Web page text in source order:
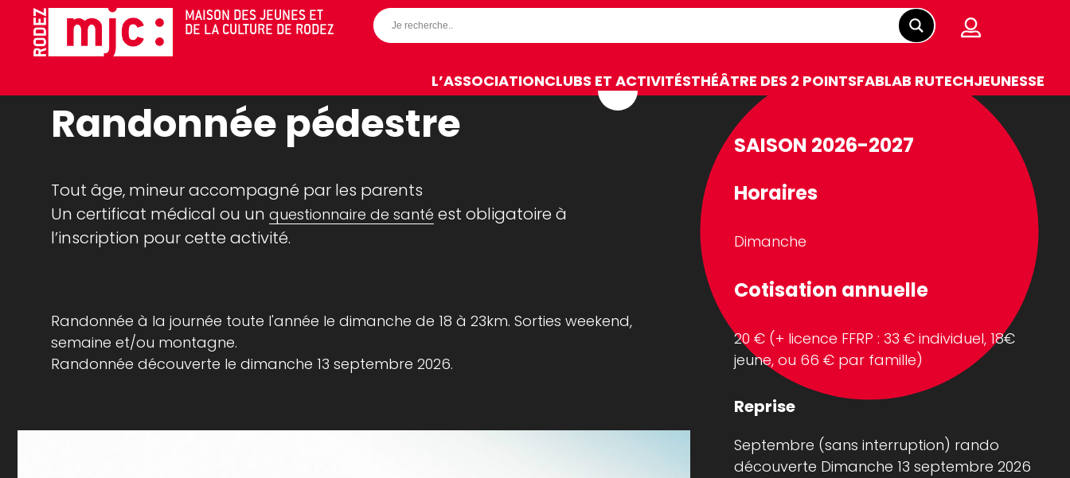
MAISON DES JEUNES ET
DE LA CULTURE DE RODEZ
L’ASSOCIATIONCLUBS ET ACTIVITÉSTHÉÂTRE DES 2 POINTSFABLAB RUTECHJEUNESSE
CLUBS ET ACTIVITÉS
Randonnée pédestre
Tout âge, mineur accompagné par les parents
Un certificat médical ou unquestionnaire de santé est obligatoire à
l’inscription pour cette activité.
Randonnée à la journée toute l'année le dimanche de 18 à 23km. Sorties weekend,
semaine et/ou montagne.
Randonnée découverte le dimanche 13 septembre 2026.
SAISON 2026-2027
Horaires
Dimanche
Cotisation annuelle
20 € (+ licence FFRP : 33 € individuel, 18€
jeune, ou 66 € par famille)
Reprise
Septembre (sans interruption) rando
découverte Dimanche 13 septembre 2026
Cookies management panel